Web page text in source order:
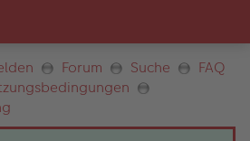
Forum Suche
FAQ